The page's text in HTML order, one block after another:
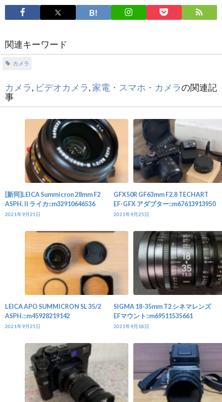
関連キーワード
カメラ
カメラ, ビデオカメラ, 家電・スマホ・カメラの関連記
事
[新同]LEICA Summicron 28mm F2
ASPH. II ライカ::m32910646536
2021年9月25日
GFX50R GF63mm F2.8 TECHART
EF-GFX アダプター::m67613913950
2021年9月25日
LEICA APO SUMMICRON SL 35/2
ASPH.::m45928219142
2021年9月25日
SIGMA 18-35mm T2 シネマレンズ
EFマウント::m69511535661
2021年9月18日